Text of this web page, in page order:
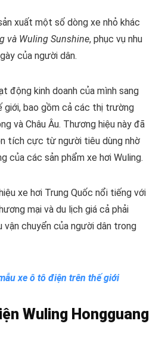
xuất một số dòng xe nhỏ khác
và Wuling Sunshine, phục vụ nhu
của người dân.
động kinh doanh của mình sang
giới, bao gồm cả các thị trường
và Châu Âu. Thương hiệu này đã
tích cực từ người tiêu dùng nhờ
của các sản phẩm xe hơi Wuling.
xe hơi Trung Quốc nổi tiếng với
mại và du lịch giá cả phải
vận chuyển của người dân trong
xe ô tô điện trên thế giới
Wuling Hongguang